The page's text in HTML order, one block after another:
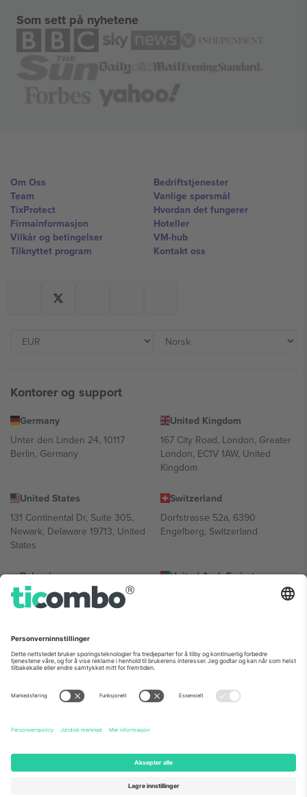
Som sett på nyhetene
Om Oss
Team
TixProtect
Firmainformasjon
Vilkår og betingelser
Tilknyttet program
Bedriftstjenester
Vanlige spørsmål
Hvordan det fungerer
Hoteller
VM-hub
Kontakt oss
Kontorer og support
Germany
Unter den Linden 24, 10117
Berlin, Germany
United Kingdom
167 City Road, London, Greater
London, EC1V 1AW, United
Kingdom
United States
131 Continental Dr, Suite 305,
Newark, Delaware 19713, United
States
Switzerland
Dorfstrasse 52a, 6390
Engelberg, Switzerland
Bulgaria
Regus Sofia City West, bul
Totleben 53-55, 1606 Sofia,
United Arab Emirates
UAE Dubai Silicon Oasis, DDP
Mexico
Av Chapultepec 360, Roma
Norte, Cuauhtémoc, 06700
Ciudad de México, CDMX,
sted, begivenhet og/eller domene. For detaljer, sjekk spesifikke
arrangementsside, forlag og vilkår.,Firmainformasjon
2026 Ticombo. Alle rettigheter reservert.